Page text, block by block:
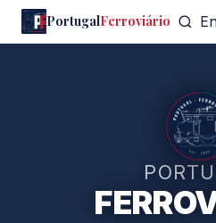
PortugalFerroviário